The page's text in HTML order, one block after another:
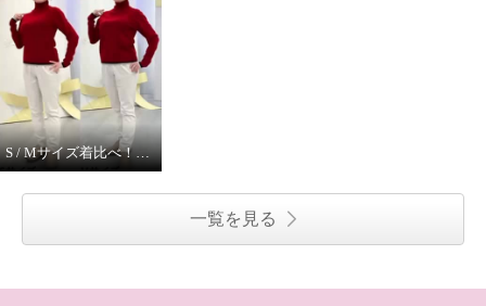
S / Mサイズ着比べ！ モカサンジュンコシマダ
一覧を見る